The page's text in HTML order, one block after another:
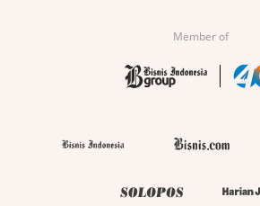
Member of